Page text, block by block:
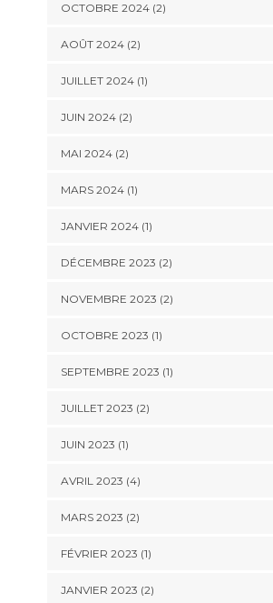
OCTOBRE 2024(2)
AOÛT 2024(2)
JUILLET 2024(1)
JUIN 2024(2)
MAI 2024(2)
MARS 2024(1)
JANVIER 2024(1)
DÉCEMBRE 2023 (2)
NOVEMBRE 2023 (2)
OCTOBRE 2023 (1)
SEPTEMBRE 2023 (1)
JUILLET 2023 (2)
JUIN 2023 (1)
AVRIL 2023 (4)
MARS 2023 (2)
FÉVRIER 2023 (1)
JANVIER 2023 (2)